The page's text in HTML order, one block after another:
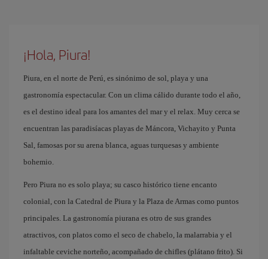
¡Hola, Piura!
Piura, en el norte de Perú, es sinónimo de sol, playa y una
gastronomía espectacular. Con un clima cálido durante todo el año,
es el destino ideal para los amantes del mar y el relax. Muy cerca se
encuentran las paradisíacas playas de Máncora, Vichayito y Punta
Sal, famosas por su arena blanca, aguas turquesas y ambiente
bohemio.
Pero Piura no es solo playa; su casco histórico tiene encanto
colonial, con la Catedral de Piura y la Plaza de Armas como puntos
principales. La gastronomía piurana es otro de sus grandes
atractivos, con platos como el seco de chabelo, la malarrabia y el
infaltable ceviche norteño, acompañado de chifles (plátano frito). Si